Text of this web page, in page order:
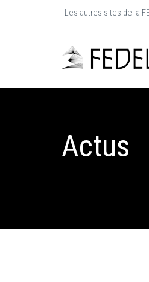
Les autres sites de la
Actus